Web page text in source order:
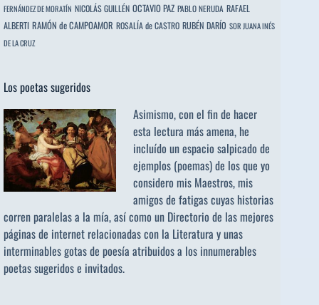
FERNÁNDEZ DE MORATÍN NICOLÁS GUILLÉN OCTAVIO PAZ PABLO NERUDA RAFAEL
ALBERTI RAMÓN de CAMPOAMOR ROSALÍA de CASTRO RUBÉN DARÍO SOR JUANA INÉS
DE LA CRUZ
Los poetas sugeridos
Asimismo, con el fin de hacer
esta lectura más amena, he
incluído un espacio salpicado de
ejemplos (poemas) de los que yo
considero mis Maestros, mis
amigos de fatigas cuyas historias
corren paralelas a la mía, así como un Directorio de las mejores
páginas de internet relacionadas con la Literatura y unas
interminables gotas de poesía atribuidos a los innumerables
poetas sugeridose invitados.